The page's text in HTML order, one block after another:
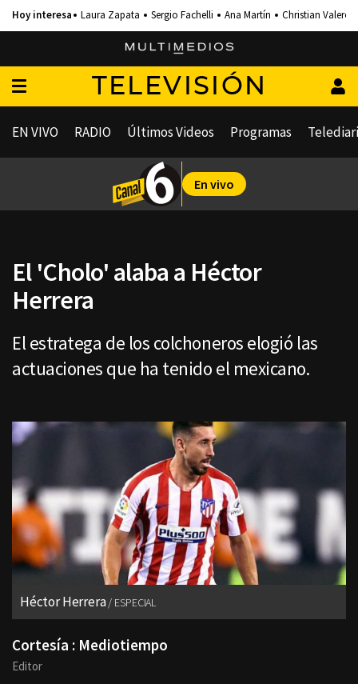
Laura Zapata Sergio Fachelli Ana Martín Christian Valero
TELEVISIÓN
EN VIVO RADIO Últimos Videos Programas
En vivo
El 'Cholo' alaba a Héctor
Herrera
El estratega de los colchoneros elogió las
actuaciones que ha tenido el mexicano.
Héctor Herrera ESPECIAL
Cortesía : Mediotiempo
Editor